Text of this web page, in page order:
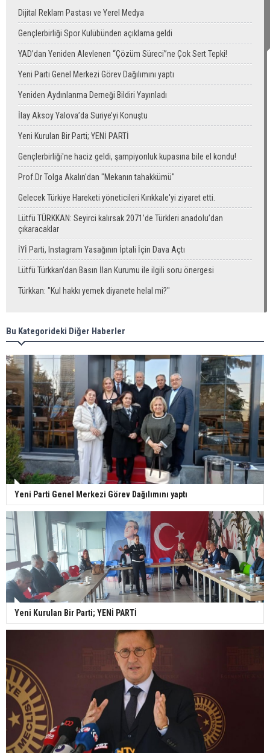
Dijital Reklam Pastası ve Yerel Medya
Gençlerbirliği Spor Kulübünden açıklama geldi
YAD’dan Yeniden Alevlenen “Çözüm Süreci”ne Çok Sert Tepki!
Yeni Parti Genel Merkezi Görev Dağılımını yaptı
Yeniden Aydınlanma Derneği Bildiri Yayınladı
İlay Aksoy Yalova’da Suriye’yi Konuştu
Yeni Kurulan Bir Parti; YENİ PARTİ
Gençlerbirliği'ne haciz geldi, şampiyonluk kupasına bile el kondu!
Prof.Dr Tolga Akalın'dan "Mekanın tahakkümü"
Gelecek Türkiye Hareketi yöneticileri Kırıkkale'yi ziyaret etti.
Lütfü TÜRKKAN: Seyirci kalırsak 2071’de Türkleri anadolu’dan
çıkaracaklar
İYİ Parti, Instagram Yasağının İptali İçin Dava Açtı
Lütfü Türkkan’dan Basın İlan Kurumu ile ilgili soru önergesi
Türkkan: "Kul hakkı yemek diyanete helal mi?"
Bu Kategorideki Diğer Haberler
Yeni Parti Genel Merkezi Görev Dağılımını yaptı
Yeni Kurulan Bir Parti; YENİ PARTİ